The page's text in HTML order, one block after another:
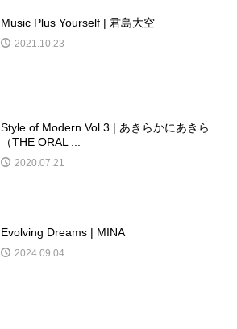
Music Plus Yourself | 君島大空
2021.10.23
Style of Modern Vol.3 | あきらかにあきら
（THE ORAL ...
2020.07.21
Evolving Dreams | MINA
2024.09.04